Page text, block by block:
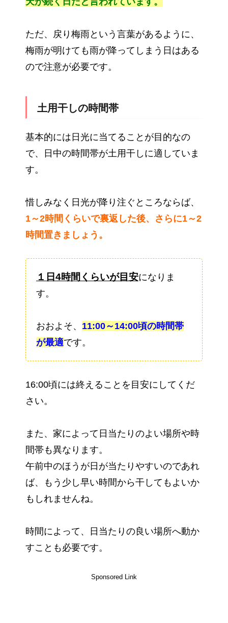
ただ、戻り梅雨という言葉があるように、
梅雨が明けても雨が降ってしまう日はある
ので注意が必要です。
土用干しの時間帯
基本的には日光に当てることが目的なの
で、日中の時間帯が土用干しに適していま
す。
惜しみなく日光が降り注ぐところならば、
1～2時間くらいで裏返した後、さらに1～2
時間置きましょう。
１日4時間くらいが目安になりま
す。
おおよそ、 11:00～14:00頃の時間帯
が最適です。
16:00頃には終えることを目安にしてくだ
さい。
また、家によって日当たりのよい場所や時
間帯も異なります。
午前中のほうが日が当たりやすいのであれ
ば、もう少し早い時間から干してもよいか
もしれませんね。
時間によって、日当たりの良い場所へ動か
すことも必要です。
Sponsored Link